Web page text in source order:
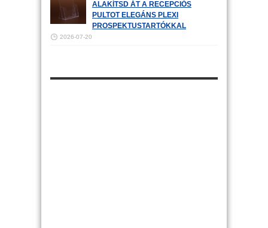
ALAKÍTSD ÁT A RECEPCIÓS
PULTOT ELEGÁNS PLEXI
PROSPEKTUSTARTÓKKAL
2026-07-20